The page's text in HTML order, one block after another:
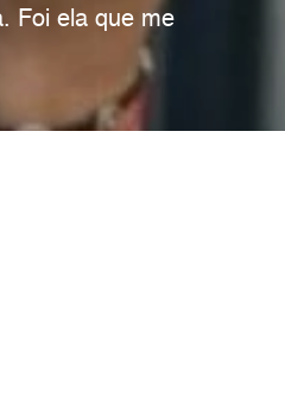
Foi ela que me